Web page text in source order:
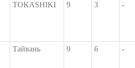
TOKASHIKI 9 3 -
Тайвань 9 6 -